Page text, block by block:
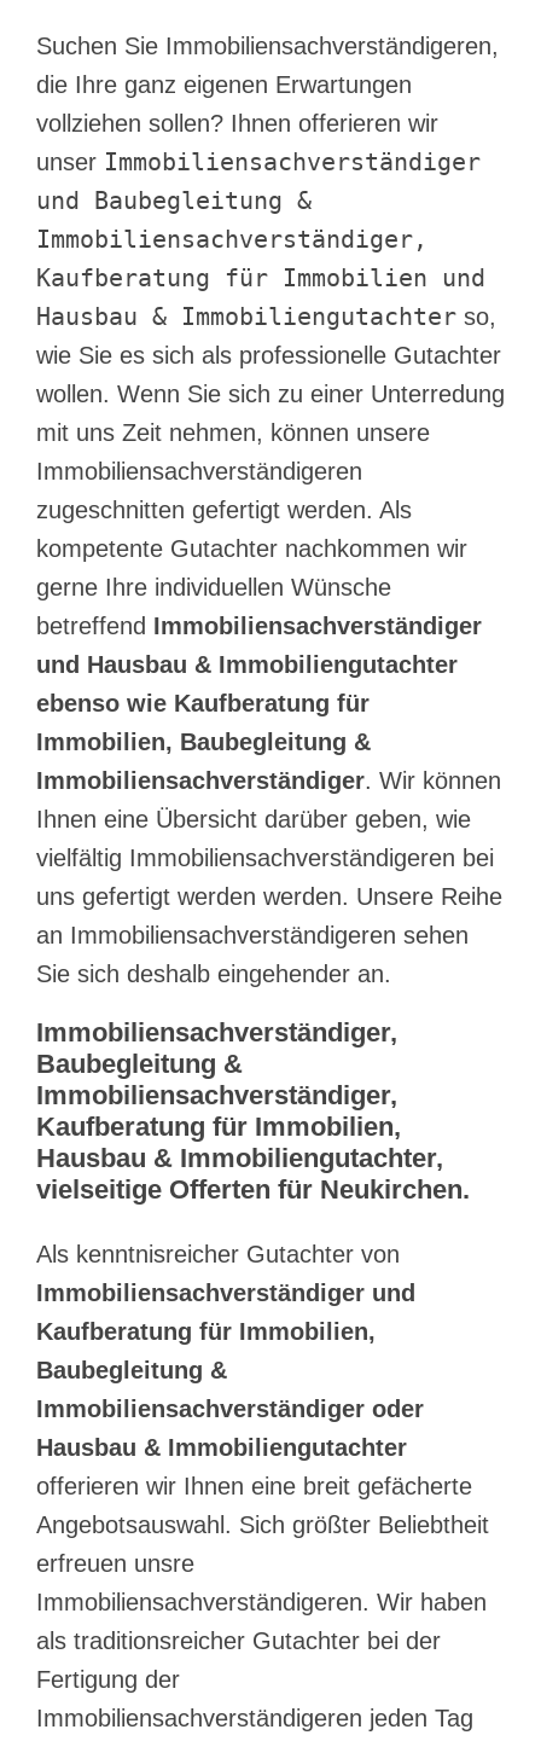
Suchen Sie Immobiliensachverständigeren,
die Ihre ganz eigenen Erwartungen
vollziehen sollen? Ihnen offerieren wir
unser Immobiliensachverständiger
und Baubegleitung &
Immobiliensachverständiger,
Kaufberatung für Immobilien und
Hausbau & Immobiliengutachter so,
wie Sie es sich als professionelle Gutachter
wollen. Wenn Sie sich zu einer Unterredung
mit uns Zeit nehmen, können unsere
Immobiliensachverständigeren
zugeschnitten gefertigt werden. Als
kompetente Gutachter nachkommen wir
gerne Ihre individuellen Wünsche
betreffend Immobiliensachverständiger
und Hausbau & Immobiliengutachter
ebenso wie Kaufberatung für
Immobilien, Baubegleitung &
Immobiliensachverständiger. Wir können
Ihnen eine Übersicht darüber geben, wie
vielfältig Immobiliensachverständigeren bei
uns gefertigt werden werden. Unsere Reihe
an Immobiliensachverständigeren sehen
Sie sich deshalb eingehender an.
Immobiliensachverständiger,
Baubegleitung &
Immobiliensachverständiger,
Kaufberatung für Immobilien,
Hausbau & Immobiliengutachter,
vielseitige Offerten für Neukirchen.
Als kenntnisreicher Gutachter von
Immobiliensachverständiger und
Kaufberatung für Immobilien,
Baubegleitung &
Immobiliensachverständiger oder
Hausbau & Immobiliengutachter
offerieren wir Ihnen eine breit gefächerte
Angebotsauswahl. Sich größter Beliebtheit
erfreuen unsre
Immobiliensachverständigeren. Wir haben
als traditionsreicher Gutachter bei der
Fertigung der
Immobiliensachverständigeren jeden Tag